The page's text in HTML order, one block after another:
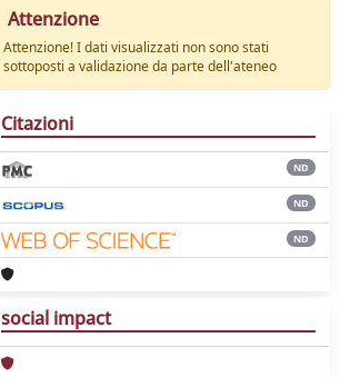
Attenzione
Attenzione! I dati visualizzati non sono stati
sottoposti a validazione da parte dell'ateneo
Citazioni
ND
ND
ND
social impact